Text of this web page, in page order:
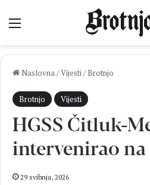
Izbornik
Naslovna/Vijesti/ Brotnjo
Brotnjo Vijesti
HGSS Čitluk-
intervenirao na
29 svibnja, 2026